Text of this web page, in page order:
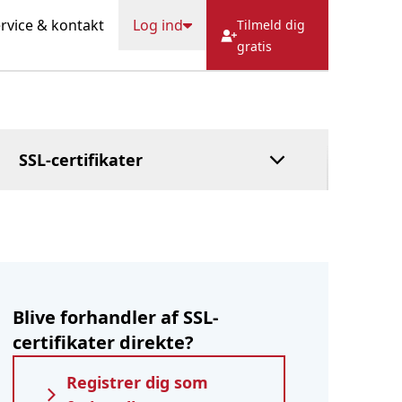
& kontakt Log ind
Tilmeld dig
gratis
SSL-certifikater
HostFact
Tillidsmandstjeneste
Administreret DNS
Blive forhandler af SSL-
certifikater direkte?
Registrer dig som